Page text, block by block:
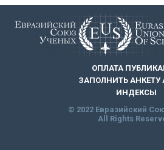
ОПЛАТА
ЗАПОЛНИТЬ АНКЕТУ
ИНДЕКСЫ
© 2022 Евразийский
All Rights